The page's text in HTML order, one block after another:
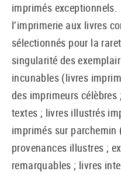
imprimés exceptionnels.
l’imprimerie aux livres
sélectionnés pour la
singularité des
incunables (livres
des imprimeurs
textes ; livres illustrés
imprimés sur
provenances illustres ;
remarquables ; livres